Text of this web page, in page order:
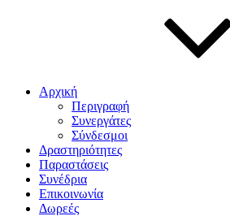
Αρχική
Περιγραφή
Συνεργάτες
Σύνδεσμοι
Δραστηριότητες
Παραστάσεις
Συνέδρια
Επικοινωνία
Δωρεές